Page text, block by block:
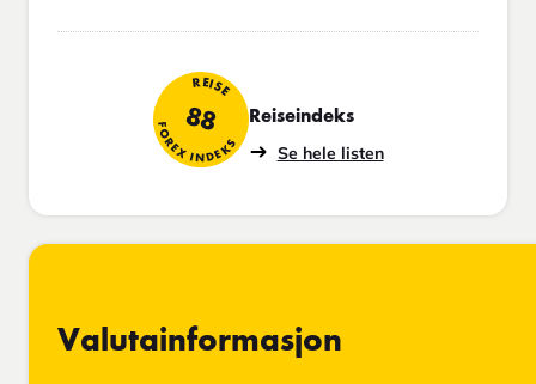
REISE
88
FOREX INDEKS Reiseindeks
Se hele listen
Valutainformasjon